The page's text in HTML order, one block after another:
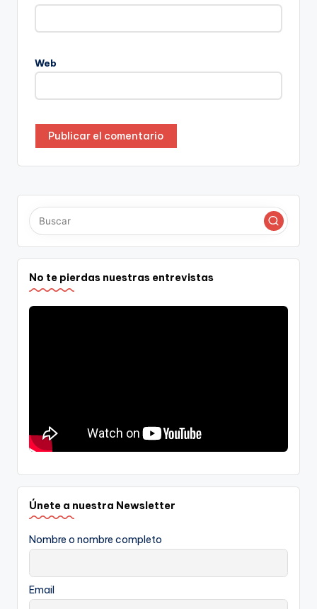
Web
No te pierdas nuestras entrevistas
Únete a nuestra Newsletter
Nombre o nombre completo
Email